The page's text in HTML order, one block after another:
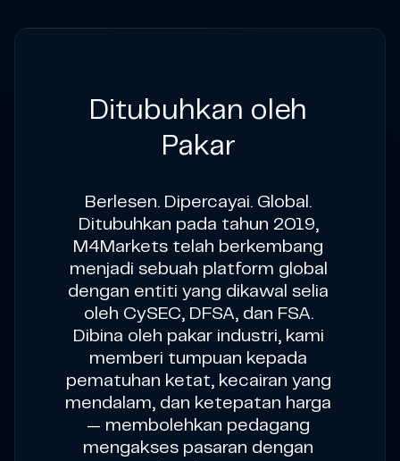
Ditubuhkan oleh
Pakar
Berlesen. Dipercayai. Global.
Ditubuhkan pada tahun 2019,
M4Markets telah berkembang
menjadi sebuah platform global
dengan entiti yang dikawal selia
oleh CySEC, DFSA, dan FSA.
Dibina oleh pakar industri, kami
memberi tumpuan kepada
pematuhan ketat, kecairan yang
mendalam, dan ketepatan harga
— membolehkan pedagang
mengakses pasaran dengan